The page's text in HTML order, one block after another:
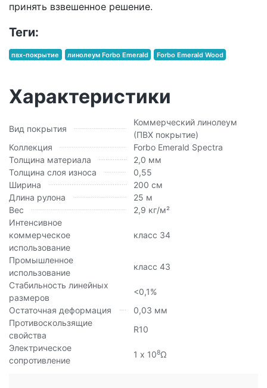
принять взвешенное решение.
Теги:
пвх-покрытие линолеум Forbo Emerald Forbo Emerald Wood
Характеристики
Вид покрытия
Коммерческий линолеум
(ПВХ покрытие)
Коллекция
Forbo Emerald Spectra
Толщина материала
2,0 мм
Толщина слоя износа
0,55
Ширина
200 см
Длина рулона
25 м
Вес
2,9 кг/м²
Интенсивное
коммерческое
использование
класс 34
Промышленное
использование
класс 43
Стабильность линейных
размеров
<0,1%
Остаточная деформация
0,03 мм
Противоскользящие
свойства
R10
Электрическое
сопротивление
1 х 108Ω